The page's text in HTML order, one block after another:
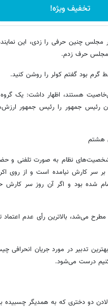
تخفیف ویژه!
مجلس چنین حرفی را زدی، این
مجلس حرف زدم.
گرم بود گفتم کولر را روشن کنید.
‌هستند، اظهار داشت: یک
رئیس جمهور را رئیس جمهور
هشتم
آن 11 روزی که احمدی‌نژاد قهر کرده بود 200 نفر از شخصیت‌های نظام به صورت
بر سر کارش نیامده است و از روی
شده بود و اگر آن روز سر کارش
می‌شد، بالاترین رأی عدم اعتماد
تدبیر در مورد جریان انحرافی
درست می‌شود.
دو دختری که به همدیگر چسبیده